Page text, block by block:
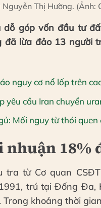
Thị Hường. (Ảnh:
dỗ góp vốn đầu tư
đã lừa đảo 13 người
nguy cơ nổ lốp trên
yêu cầu Iran chuyển
Mối nguy từ thói
nhuận 18%
tra từ Cơ quan
trú tại Đống
Trong khoảng thời